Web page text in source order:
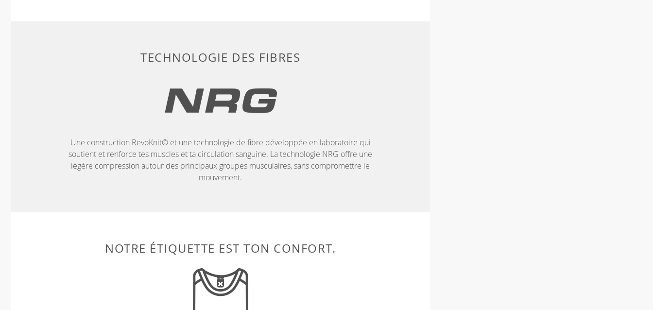
TECHNOLOGIE DES FIBRES
Une construction RevoKnit© et une technologie de fibre développée en laboratoire qui
soutient et renforce tes muscles et ta circulation sanguine. La technologie NRG offre une
légère compression autour des principaux groupes musculaires, sans compromettre le
mouvement.
NOTRE ÉTIQUETTE EST TON CONFORT.